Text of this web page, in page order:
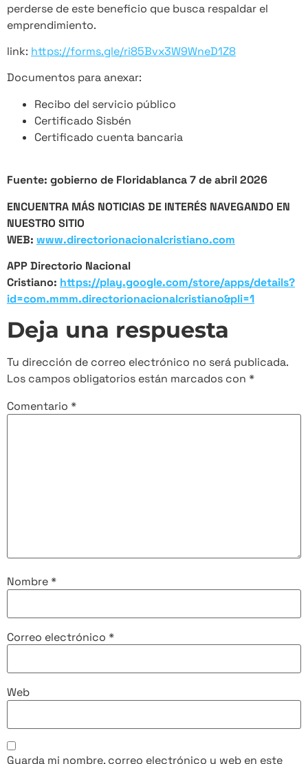
perderse de este beneficio que busca respaldar el
emprendimiento.
link: https://forms.gle/ri85Bvx3W9WneD1Z8
Documentos para anexar:
Recibo del servicio público
Certificado Sisbén
Certificado cuenta bancaria
Fuente: gobierno de Floridablanca 7 de abril 2026
ENCUENTRA MÁS NOTICIAS DE INTERÉS NAVEGANDO EN
NUESTRO SITIO
WEB: www.directorionacionalcristiano.com
APP Directorio Nacional
Cristiano: https://play.google.com/store/apps/details?
id=com.mmm.directorionacionalcristiano&pli=1
Deja una respuesta
Tu dirección de correo electrónico no será publicada.
Los campos obligatorios están marcados con *
Comentario *
Nombre*
Correo electrónico *
Web
Guarda mi nombre, correo electrónico y web en este